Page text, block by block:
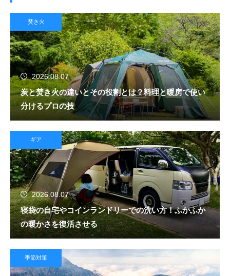
焚き火
2026.08.07
炭と焚き火の違いとその役割とは？料理と暖房で使い
分けるプロの技
ギア
2026.08.07
寝袋の自宅やコインランドリーでの洗い方！ふかふか
の暖かさを復活させる
季節対策